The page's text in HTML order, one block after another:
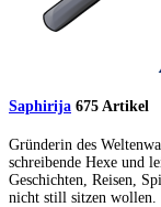
Saphirija 675 Artikel
Gründerin des
schreibende Hexe und
Geschichten, Reisen,
nicht still sitzen wollen.